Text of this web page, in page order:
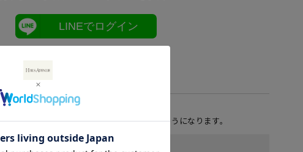
LINEでログイン
ちらから会員登録を行って下さい。
を登録しておくと便利にお買い物ができるようになります。